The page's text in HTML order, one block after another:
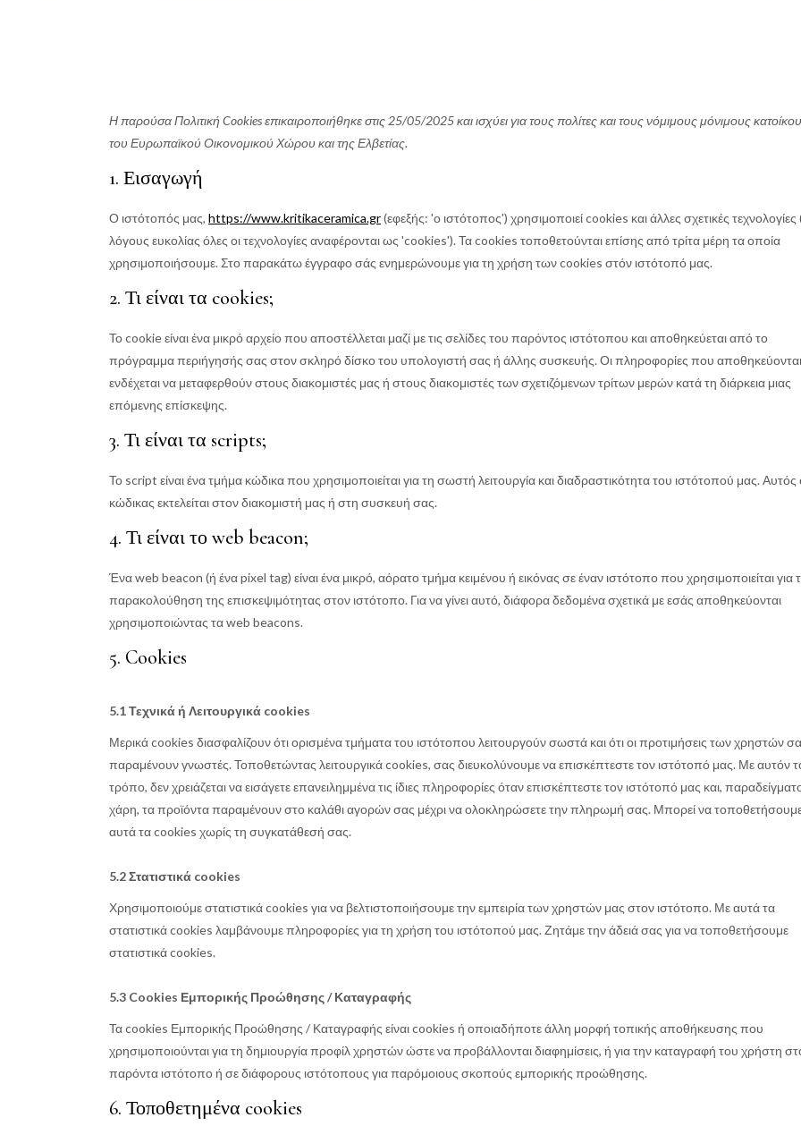
Η παρούσα Πολιτική Cookies επικαιροποιήθηκε στις 25/05/2025 και ισχύει για τους πολίτες και τους νόμιμους μόνιμους
του Ευρωπαϊκού Οικονομικού Χώρου και της Ελβετίας.
1. Εισαγωγή
Ο ιστότοπός μας, https://www.kritikaceramica.gr(εφεξής: 'ο ιστότοπος') χρησιμοποιεί cookies και άλλες σχετικές τεχνολογίες
λόγους ευκολίας όλες οι τεχνολογίες αναφέρονται ως 'cookies'). Τα cookies τοποθετούνται επίσης από τρίτα μέρη τα οποία
χρησιμοποιήσουμε. Στο παρακάτω έγγραφο σάς ενημερώνουμε για τη χρήση των cookies στόν ιστότοπό μας.
2. Τι είναι τα cookies;
Το cookie είναι ένα μικρό αρχείο που αποστέλλεται μαζί με τις σελίδες του παρόντος ιστότοπου και αποθηκεύεται από το
πρόγραμμα περιήγησής σας στον σκληρό δίσκο του υπολογιστή σας ή άλλης συσκευής. Οι πληροφορίες που αποθηκεύονται
ενδέχεται να μεταφερθούν στους διακομιστές μας ή στους διακομιστές των σχετιζόμενων τρίτων μερών κατά τη διάρκεια μιας
επόμενης επίσκεψης.
3. Τι είναι τα scripts;
Το script είναι ένα τμήμα κώδικα που χρησιμοποιείται για τη σωστή λειτουργία και διαδραστικότητα του ιστότοπού μας. Αυτός
κώδικας εκτελείται στον διακομιστή μας ή στη συσκευή σας.
4. Τι είναι το web beacon;
Ένα web beacon (ή ένα pixel tag) είναι ένα μικρό, αόρατο τμήμα κειμένου ή εικόνας σε έναν ιστότοπο που χρησιμοποιείται για
παρακολούθηση της επισκεψιμότητας στον ιστότοπο. Για να γίνει αυτό, διάφορα δεδομένα σχετικά με εσάς αποθηκεύονται
χρησιμοποιώντας τα web beacons.
5. Cookies
5.1 Τεχνικά ή Λειτουργικά cookies
Μερικά cookies διασφαλίζουν ότι ορισμένα τμήματα του ιστότοπου λειτουργούν σωστά και ότι οι προτιμήσεις των χρηστών
παραμένουν γνωστές. Τοποθετώντας λειτουργικά cookies, σας διευκολύνουμε να επισκέπτεστε τον ιστότοπό μας. Με αυτόν
τρόπο, δεν χρειάζεται να εισάγετε επανειλημμένα τις ίδιες πληροφορίες όταν επισκέπτεστε τον ιστότοπό μας και,
χάρη, τα προϊόντα παραμένουν στο καλάθι αγορών σας μέχρι να ολοκληρώσετε την πληρωμή σας. Μπορεί να
αυτά τα cookies χωρίς τη συγκατάθεσή σας.
5.2 Στατιστικά cookies
Χρησιμοποιούμε στατιστικά cookies για να βελτιστοποιήσουμε την εμπειρία των χρηστών μας στον ιστότοπο. Με αυτά τα
στατιστικά cookies λαμβάνουμε πληροφορίες για τη χρήση του ιστότοπού μας. Ζητάμε την άδειά σας για να τοποθετήσουμε
στατιστικά cookies.
5.3 Cookies Εμπορικής Προώθησης / Καταγραφής
Τα cookies Εμπορικής Προώθησης / Καταγραφής είναι cookies ή οποιαδήποτε άλλη μορφή τοπικής αποθήκευσης που
χρησιμοποιούνται για τη δημιουργία προφίλ χρηστών ώστε να προβάλλονται διαφημίσεις, ή για την καταγραφή του χρήστη
παρόντα ιστότοπο ή σε διάφορους ιστότοπους για παρόμοιους σκοπούς εμπορικής προώθησης.
6. Τοποθετημένα cookies